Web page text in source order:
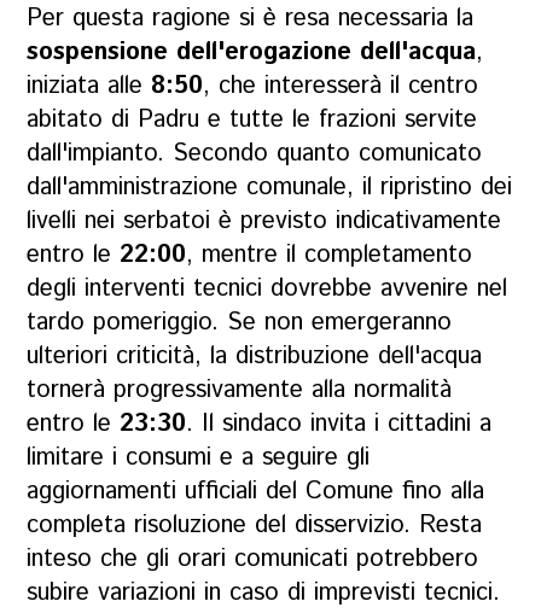
Per questa ragione si è resa necessaria la
sospensione dell'erogazione dell'acqua,
iniziata alle 8:50, che interesserà il centro
abitato di Padru e tutte le frazioni servite
dall'impianto. Secondo quanto comunicato
dall'amministrazione comunale, il ripristino dei
livelli nei serbatoi è previsto indicativamente
entro le 22:00, mentre il completamento
degli interventi tecnici dovrebbe avvenire nel
tardo pomeriggio. Se non emergeranno
ulteriori criticità, la distribuzione dell'acqua
tornerà progressivamente alla normalità
entro le 23:30. Il sindaco invita i cittadini a
limitare i consumi e a seguire gli
aggiornamenti ufficiali del Comune fino alla
completa risoluzione del disservizio. Resta
inteso che gli orari comunicati potrebbero
subire variazioni in caso di imprevisti tecnici.